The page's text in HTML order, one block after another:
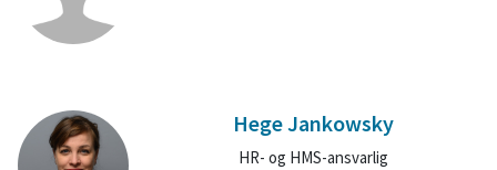
Hege Jankowsky
HR- og HMS-ansvarlig